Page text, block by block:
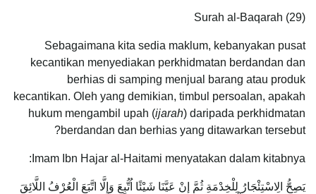
Surah al-Baqarah (29)
Sebagaimana kita sedia maklum, kebanyakan pusat
kecantikan menyediakan perkhidmatan berdandan dan
berhias di samping menjual barang atau produk
kecantikan. Oleh yang demikian, timbul persoalan, apakah
hukum mengambil upah (ijarah) daripada perkhidmatan
berdandan dan berhias yang ditawarkan tersebut?
Imam Ibn Hajar al-Haitami menyatakan dalam kitabnya:
يَصِحُّ الِاسْتِئْجَارُ لِلْخِدْمَةِ ثُمَّ إنْ عَيَّنَا شَيْئًا اُتُّبِعَ وَإِلَّا اتَّبَعَ الْعُرْفُ اللَّائِقَ